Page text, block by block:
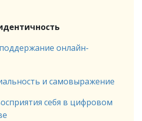
онлайн-
и самовыражение
себя в цифровом